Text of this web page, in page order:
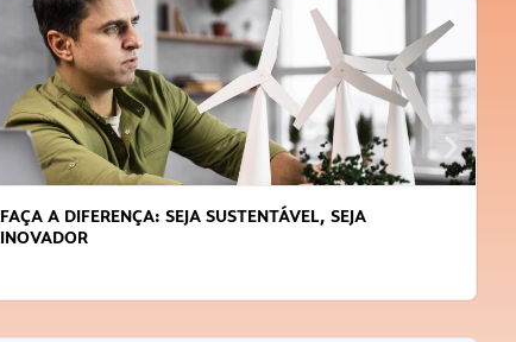
FAÇA A DIFERENÇA: SEJA SUSTENTÁVEL, SEJA
INOVADOR